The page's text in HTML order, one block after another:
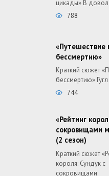
цикады» В
788
«Путешествие
бессмертию»
Краткий сюжет
бессмертию»
744
«Рейтинг
сокровищами
(2 сезон)
Краткий сюжет
короля: Сундук с
сокровищами